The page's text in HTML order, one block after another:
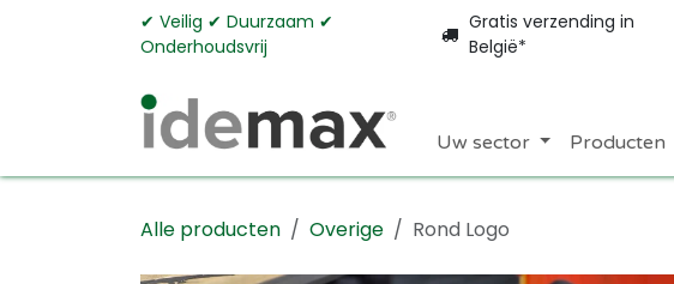
Overslaan naar inhoud✔︎ Veilig ✔︎ Duurzaam ✔︎
Onderhoudsvrij
Gratis verzending in
België*
Uw sector Producten
Alle producten Overige Rond Logo